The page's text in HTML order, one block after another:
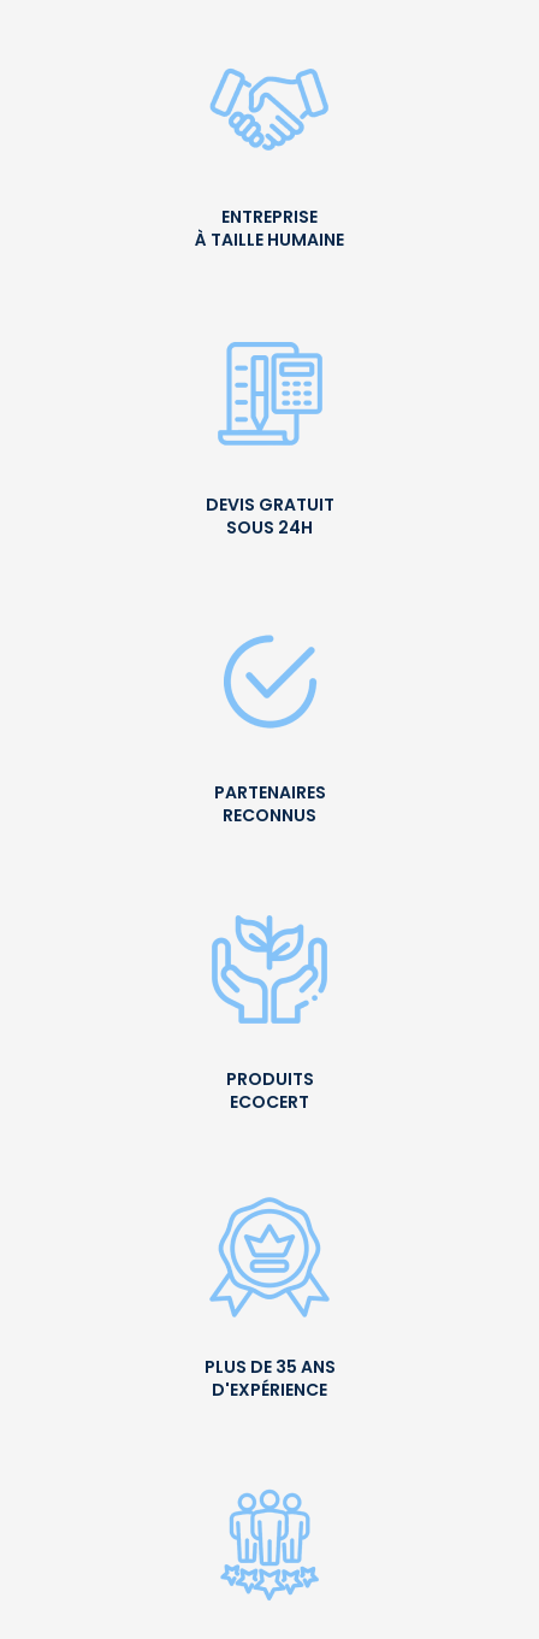
ENTREPRISE
À TAILLE HUMAINE
DEVIS GRATUIT
SOUS 24H
PARTENAIRES
RECONNUS
PRODUITS
ECOCERT
PLUS DE 35 ANS
D'EXPÉRIENCE